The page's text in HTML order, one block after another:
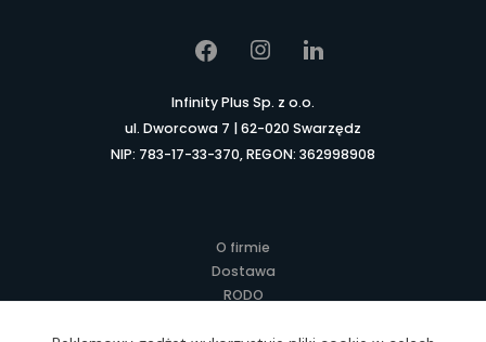
Infinity Plus Sp. z o.o.
ul. Dworcowa 7 | 62-020 Swarzędz
NIP: 783-17-33-370, REGON: 362998908
O firmie
Dostawa
RODO